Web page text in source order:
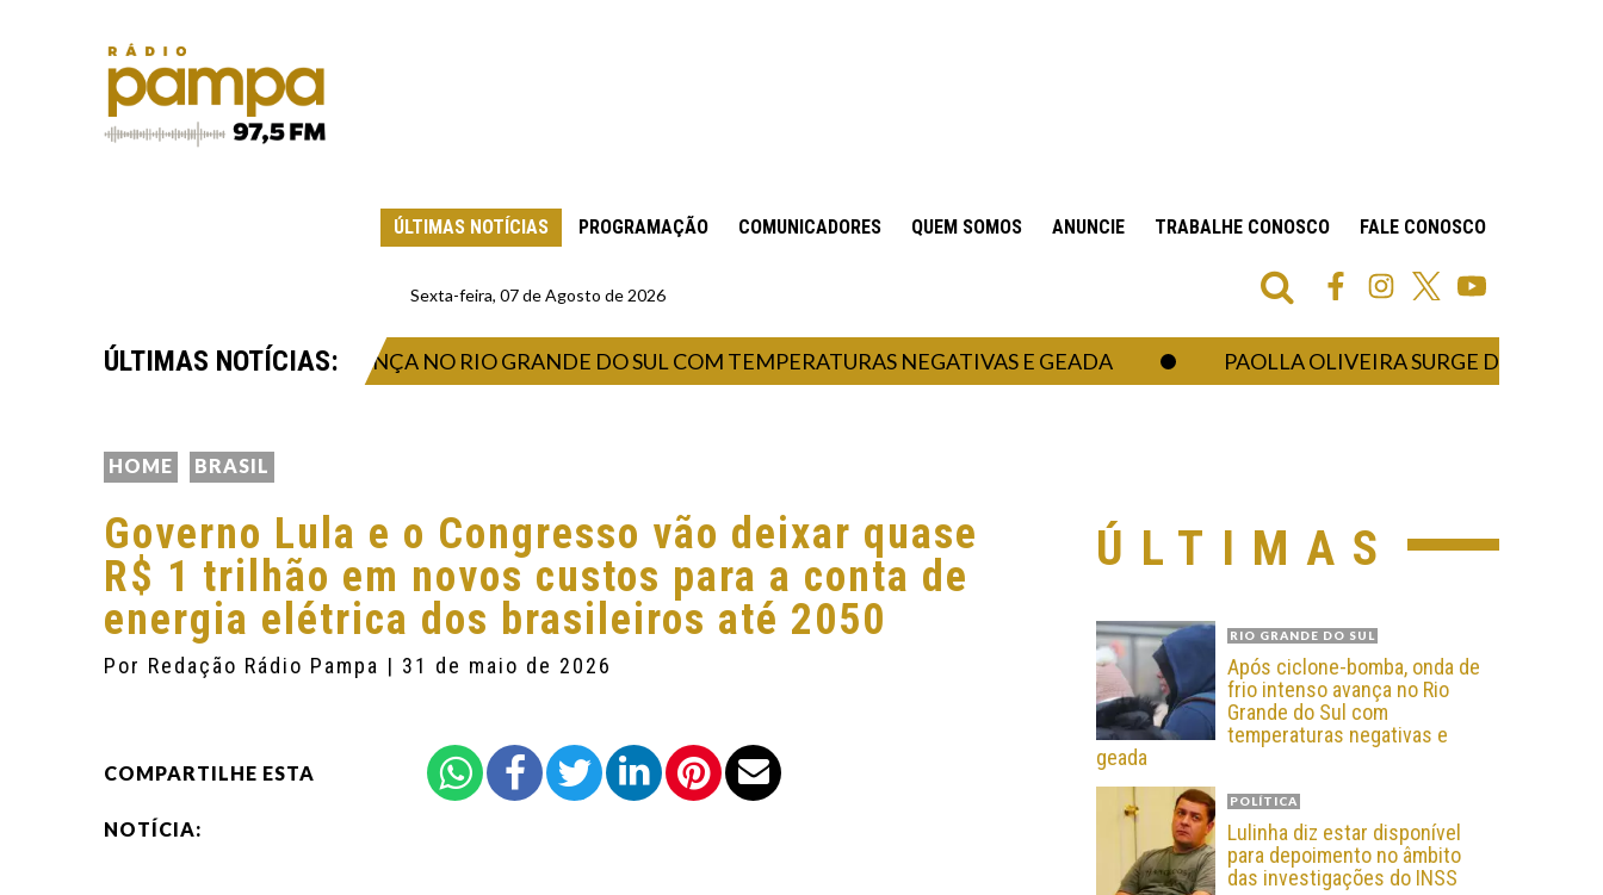
ÚLTIMAS NOTÍCIAS PROGRAMAÇÃO COMUNICADORES QUEM SOMOS ANUNCIE TRABALHE CONOSCO FALE CONOSCO
Sexta-feira, 07 de Agosto de 2026
ÚLTIMAS NOTÍCIAS:
DE FRIO INTENSO AVANÇA NO RIO GRANDE DO SUL COM TEMPERATURAS NEGATIVAS E GEADA PAOLLA OLIVEIRA SURGE DE LINGERIE EM
HOME BRASIL
Governo Lula e o Congresso vão deixar quase
R$ 1 trilhão em novos custos para a conta de
energia elétrica dos brasileiros até 2050
Por Redação Rádio Pampa | 31 de maio de 2026
COMPARTILHE ESTA
NOTÍCIA:
ÚLTIMAS
RIO GRANDE DO SUL
Após ciclone-bomba, onda de
frio intenso avança no Rio
Grande do Sul com
temperaturas negativas e
geada
POLÍTICA
Lulinha diz estar disponível
para depoimento no âmbito
das investigações do INSS